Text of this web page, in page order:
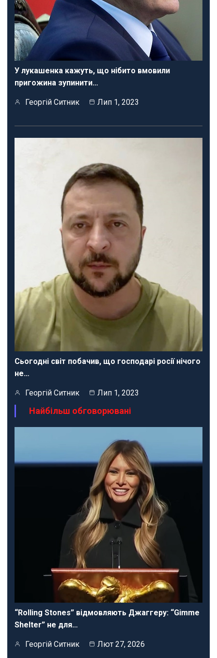
У лукашенка кажуть, що нібито вмовили
пригожина зупинити…
Георгій Ситник Лип 1, 2023
Сьогодні світ побачив, що господарі росії нічого
не…
Георгій Ситник Лип 1, 2023
Найбільш обговорювані
“Rolling Stones” відмовляють Джаггеру: “Gimme
Shelter” не для…
Георгій Ситник Лют 27, 2026